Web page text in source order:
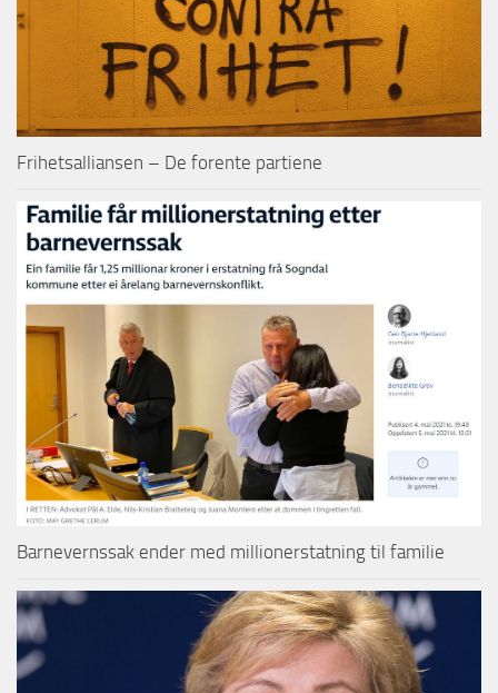
Frihetsalliansen – De forente partiene
Barnevernssak ender med millionerstatning til familie